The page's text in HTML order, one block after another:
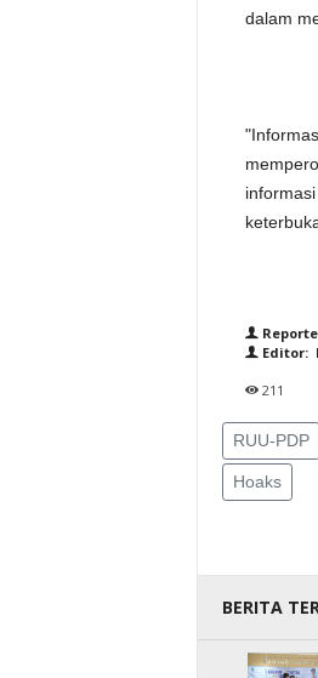
dalam
Editor:
211
RUU-PDP
Hoaks
BERITA